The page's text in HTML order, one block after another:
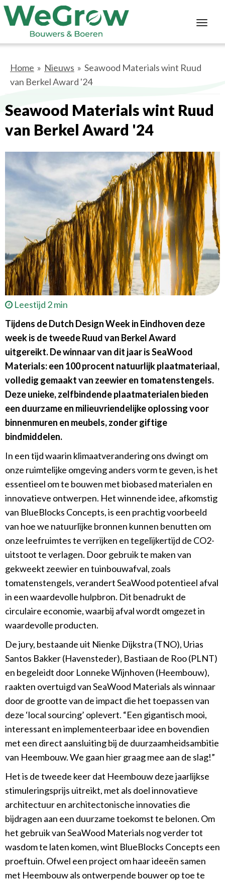
Home » Nieuws » Seawood Materials wint Ruud
van Berkel Award '24
Seawood Materials wint Ruud
van Berkel Award '24
Leestijd 2 min
Tijdens de Dutch Design Week in Eindhoven deze
week is de tweede Ruud van Berkel Award
uitgereikt. De winnaar van dit jaar is SeaWood
Materials: een 100 procent natuurlijk plaatmateriaal,
volledig gemaakt van zeewier en tomatenstengels.
Deze unieke, zelfbindende plaatmaterialen bieden
een duurzame en milieuvriendelijke oplossing voor
binnenmuren en meubels, zonder giftige
bindmiddelen.
In een tijd waarin klimaatverandering ons dwingt om
onze ruimtelijke omgeving anders vorm te geven, is het
essentieel om te bouwen met biobased materialen en
innovatieve ontwerpen. Het winnende idee, afkomstig
van BlueBlocks Concepts, is een prachtig voorbeeld
van hoe we natuurlijke bronnen kunnen benutten om
onze leefruimtes te verrijken en tegelijkertijd de CO2-
uitstoot te verlagen. Door gebruik te maken van
gekweekt zeewier en tuinbouwafval, zoals
tomatenstengels, verandert SeaWood potentieel afval
in een waardevolle hulpbron. Dit benadrukt de
circulaire economie, waarbij afval wordt omgezet in
waardevolle producten.
De jury, bestaande uit Nienke Dijkstra (TNO), Urias
Santos Bakker (Havensteder), Bastiaan de Roo (PLNT)
en begeleidt door Lonneke Wijnhoven (Heembouw),
raakten overtuigd van SeaWood Materials als winnaar
door de grootte van de impact die het toepassen van
deze ‘local sourcing’ oplevert. “Een gigantisch mooi,
interessant en implementeerbaar idee en bovendien
met een direct aansluiting bij de duurzaamheidsambitie
van Heembouw. We gaan hier graag mee aan de slag!”
Het is de tweede keer dat Heembouw deze jaarlijkse
stimuleringsprijs uitreikt, met als doel innovatieve
architectuur en architectonische innovaties die
bijdragen aan een duurzame toekomst te belonen. Om
het gebruik van SeaWood Materials nog verder tot
wasdom te laten komen, wint BlueBlocks Concepts een
proeftuin. Ofwel een project om haar ideeën samen
met Heembouw als ontwerpende bouwer op toe te